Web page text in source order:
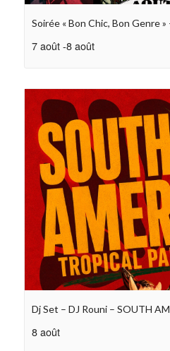
Soirée « Bon Chic, Bon Genre »
7 août -8 août
Dj Set – DJ Rouni – SOUTH
8 août